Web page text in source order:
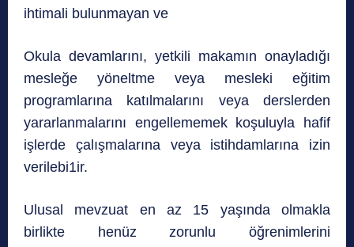
ihtimali bulunmayan ve
Okula devamlarını, yetkili makamın onayladığı
mesleğe yöneltme veya mesleki eğitim
programlarına katılmalarını veya derslerden
yararlanmalarını engellememek koşuluyla hafif
işlerde çalışmalarına veya istihdamlarına izin
verilebi1ir.
Ulusal mevzuat en az 15 yaşında olmakla
birlikte henüz zorunlu öğrenimlerini